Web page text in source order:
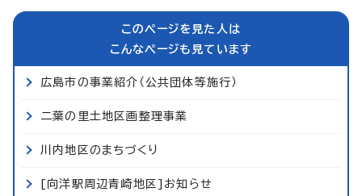
このページを見た人は
こんなページも見ています
広島市の事業紹介（公共団体等施行）
二葉の里土地区画整理事業
川内地区のまちづくり
[向洋駅周辺青崎地区]お知らせ